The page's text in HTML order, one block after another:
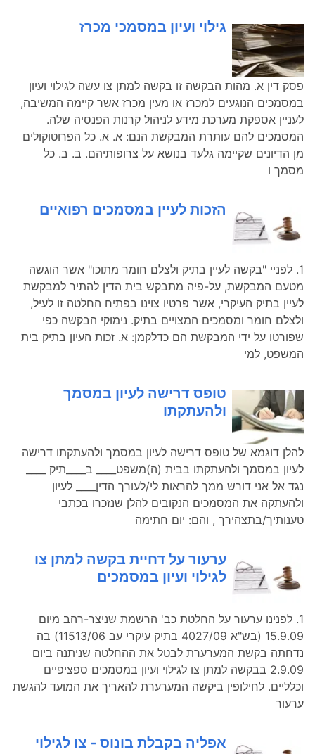
גילוי ועיון במסמכי מכרז
פסק דין א. מהות הבקשה זו בקשה למתן צו עשה לגילוי ועיון
במסמכים הנוגעים למכרז או מעין מכרז אשר קיימה המשיבה,
לעניין אספקת מערכת מידע לניהול קרנות הפנסיה שלה.
המסמכים להם עותרת המבקשת הנם: א. א. כל הפרוטוקולים
מן הדיונים שקיימה גלעד בנושא על צרופותיהם. ב. ב. כל
מסמך ו
הזכות לעיין במסמכים רפואיים
1. לפניי "בקשה לעיין בתיק ולצלם חומר מתוכו" אשר הוגשה
מטעם המבקשת, על-פיה מתבקש בית הדין להתיר למבקשת
לעיין בתיק העיקרי, אשר פרטיו צוינו בפתיח החלטה זו לעיל,
ולצלם חומר ומסמכים המצויים בתיק. נימוקי הבקשה כפי
שפורטו על ידי המבקשת הם כדלקמן: א. זכות העיון בתיק בית
המשפט, למי
טופס דרישה לעיון במסמך
ולהעתקתו
להלן דוגמא של טופס דרישה לעיון במסמך ולהעתקתו דרישה
לעיון במסמך ולהעתקתו בבית (ה)משפט____ ב____תיק ____
נגד אל אני דורש ממך להראות לי/לעורך הדין____ לעיון
ולהעתקה את המסמכים הנקובים להלן שנזכרו בכתבי
טענותיך/בתצהירך , והם: יום חתימה
ערעור על דחיית בקשה למתן צו
לגילוי ועיון במסמכים
1. לפנינו ערעור על החלטת כב' הרשמת שניצר-רהב מיום
15.9.09 (בש"א 4027/09 בתיק עיקרי עב 11513/06) בה
נדחתה בקשת המערערת לבטל את ההחלטה שניתנה ביום
2.9.09 בבקשה למתן צו לגילוי ועיון במסמכים ספציפיים
וכלליים. לחילופין ביקשה המערערת להאריך את המועד להגשת
ערעור
אפליה בקבלת בונוס - צו לגילוי